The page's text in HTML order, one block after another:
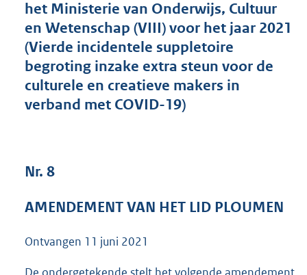
g
r
o
t
t
e
:
het Ministerie van Onderwijs, Cultuur
en Wetenschap (VIII) voor het jaar 2021
(Vierde incidentele suppletoire
begroting inzake extra steun voor de
culturele en creatieve makers in
verband met COVID-19)
Nr. 8
AMENDEMENT VAN HET LID PLOUMEN
Ontvangen 11 juni 2021